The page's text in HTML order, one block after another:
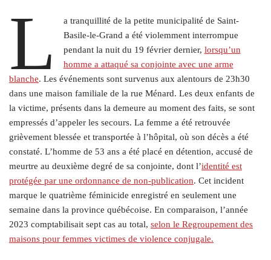
L
a tranquillité de la petite municipalité de Saint-
Basile-le-Grand a été violemment interrompue
pendant la nuit du 19 février dernier, lorsqu’un
homme a attaqué sa conjointe avec une arme
blanche. Les événements sont survenus aux alentours de 23h30
dans une maison familiale de la rue Ménard. Les deux enfants de
la victime, présents dans la demeure au moment des faits, se sont
empressés d’appeler les secours. La femme a été retrouvée
grièvement blessée et transportée à l’hôpital, où son décès a été
constaté. L’homme de 53 ans a été placé en détention, accusé de
meurtre au deuxième degré de sa conjointe, dont l’identité est
protégée par une ordonnance de non-publication. Cet incident
marque le quatrième féminicide enregistré en seulement une
semaine dans la province québécoise. En comparaison, l’année
2023 comptabilisait sept cas au total, selon le Regroupement des
maisons pour femmes victimes de violence conjugale.